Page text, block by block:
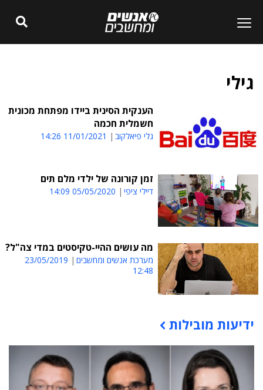
גילי
הענקית הסינית ביידו מפתחת מכונית
חשמלית חכמה
גלי פיאלקוב 11/01/2021 14:26
זמן קורונה של ילדי מלם תים
דיילי ציפי 05/05/2020 14:09
מה עושים ההיי-טקיסטים במדי צה"ל?
מערכת אנשים ומחשבים
23/05/2019
12:48
תוכן פרסומי
ידיעות מובילות